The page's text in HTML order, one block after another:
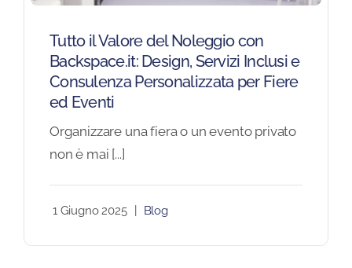
Contatti
Tutto il Valore del Noleggio con
Backspace.it: Design, Servizi Inclusi e
Consulenza Personalizzata per Fiere
ed Eventi
Organizzare una fiera o un evento privato
non è mai [...]
1 Giugno 2025 Blog